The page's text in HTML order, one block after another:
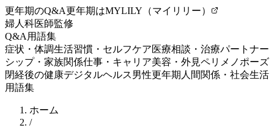
更年期のQ&A更年期はMYLILY（マイリリー）
婦人科医師監修
Q&A 用語集
症状・体調生活習慣・セルフケア医療相談・治療パートナー
シップ・家族関係仕事・キャリア美容・外見ペリメノポーズ
閉経後の健康デジタルヘルス男性更年期 人間関係・社会生活
用語集
ホーム
/